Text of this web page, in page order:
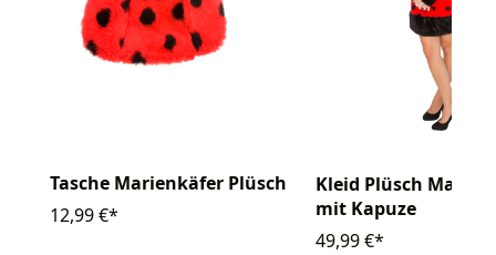
Tasche Marienkäfer Plüsch
12,99 €*
Kleid Plüsch
mit Kapuze
49,99 €*